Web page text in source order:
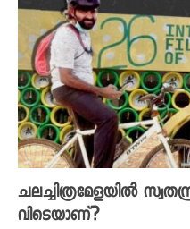
ചലച്ചിത്രമേളയിൽ
വിടെയാണ്?